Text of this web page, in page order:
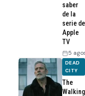
saber
de la
serie de
Apple
TV
5
DEAD
CITY
The
Walking